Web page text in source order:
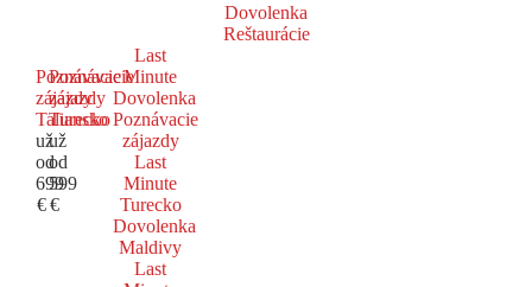
Dovolenka
Reštaurácie
Poznávacie
zájazdy
Taliansko
už
od
699
€
Poznávacie
zájazdy
Turecko
už
od
599
€
Last
Minute
Dovolenka
Poznávacie
zájazdy
Last
Minute
Turecko
Dovolenka
Maldivy
Last